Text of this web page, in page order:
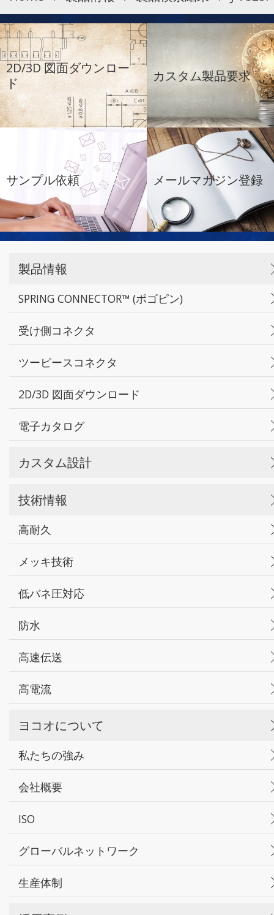
2D/3D 図面ダウンロー
ド
カスタム製品要求
サンプル依頼 メールマガジン登録
製品情報
SPRING CONNECTOR™ (ポゴピン)
受け側コネクタ
ツーピースコネクタ
2D/3D 図面ダウンロード
電子カタログ
カスタム設計
技術情報
高耐久
メッキ技術
低バネ圧対応
防水
高速伝送
高電流
ヨコオについて
私たちの強み
会社概要
ISO
グローバルネットワーク
生産体制